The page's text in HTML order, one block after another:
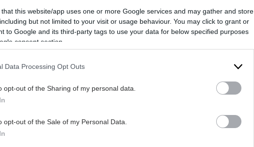
that this website/app uses one or more Google services and may gather and store
but not limited to your visit or usage behaviour. You may click to grant or
to Google and its third-party tags to use your data for below specified purposes
consent section.
Data Processing Opt Outs
opt-out of the Sharing of my personal data.
opt-out of the Sale of my Personal Data.
πρωτοπαθείς όγκοι εγκεφάλου
νευροϊνωμάτωση) και η έκθεση σε ακτινοβολία.
περισσότερες περιπτώσεις δεν συσχετίζονται με σαφή